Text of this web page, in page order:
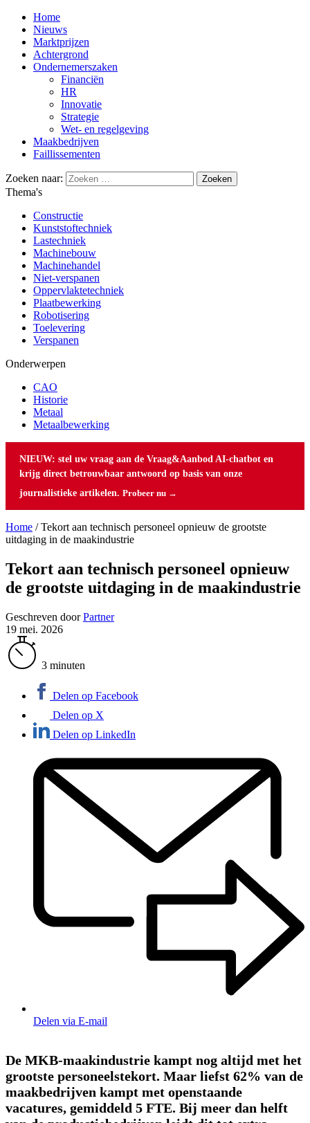
Home
Nieuws
Marktprijzen
Achtergrond
Ondernemerszaken
Financiën
HR
Innovatie
Strategie
Wet- en regelgeving
Maakbedrijven
Faillissementen
Zoeken naar:
Thema's
Constructie
Kunststoftechniek
Lastechniek
Machinebouw
Machinehandel
Niet-verspanen
Oppervlaktetechniek
Plaatbewerking
Robotisering
Toelevering
Verspanen
Onderwerpen
CAO
Historie
Metaal
Metaalbewerking
NIEUW: stel uw vraag aan de Vraag&Aanbod AI-chatbot en
krijg direct betrouwbaar antwoord op basis van onze
journalistieke artikelen. Probeer nu →
Home /Tekort aan technisch personeel opnieuw de grootste
uitdaging in de maakindustrie
Tekort aan technisch personeel opnieuw
de grootste uitdaging in de maakindustrie
Geschreven doorPartner
19 mei. 2026
3 minuten
Delen op Facebook
Delen op X
Delen op LinkedIn
Delen via E-mail
De MKB-maakindustrie kampt nog altijd met het
grootste personeelstekort. Maar liefst 62% van de
maakbedrijven kampt met openstaande
vacatures, gemiddeld 5 FTE. Bij meer dan helft